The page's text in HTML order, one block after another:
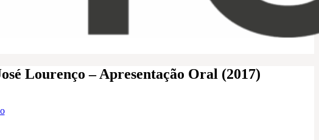
Lourenço – Apresentação Oral (2017)